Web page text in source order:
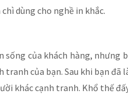
dùng cho nghề in khắc.
của khách hàng, nhưng
của bạn. Sau khi bạn
khác cạnh tranh. Khổ thế